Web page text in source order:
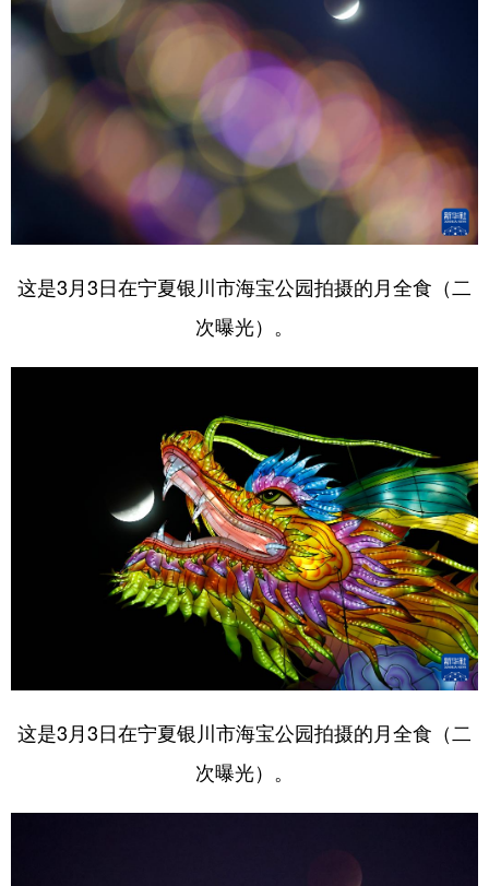
这是3月3日在宁夏银川市海宝公园拍摄的月全食（二
次曝光）。
这是3月3日在宁夏银川市海宝公园拍摄的月全食（二
次曝光）。